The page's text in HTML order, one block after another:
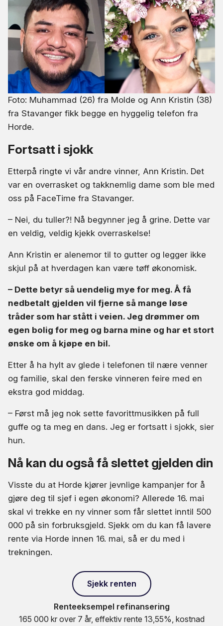
Foto: Muhammad (26) fra Molde og Ann Kristin (38)
fra Stavanger fikk begge en hyggelig telefon fra
Horde.
Fortsatt i sjokk
Etterpå ringte vi vår andre vinner, Ann Kristin. Det
var en overrasket og takknemlig dame som ble med
oss på FaceTime fra Stavanger.
– Nei, du tuller?! Nå begynner jeg å grine. Dette var
en veldig, veldig kjekk overraskelse!
Ann Kristin er alenemor til to gutter og legger ikke
skjul på at hverdagen kan være tøff økonomisk.
– Dette betyr så uendelig mye for meg. Å få
nedbetalt gjelden vil fjerne så mange løse
tråder som har stått i veien. Jeg drømmer om
egen bolig for meg og barna mine og har et stort
ønske om å kjøpe en bil.
Etter å ha hylt av glede i telefonen til nære venner
og familie, skal den ferske vinneren feire med en
ekstra god middag.
– Først må jeg nok sette favorittmusikken på full
guffe og ta meg en dans. Jeg er fortsatt i sjokk, sier
hun.
Nå kan du også få slettet gjelden din
Visste du at Horde kjører jevnlige kampanjer for å
gjøre deg til sjef i egen økonomi? Allerede 16. mai
skal vi trekke en ny vinner som får slettet inntil 500
000 på sin forbruksgjeld. Sjekk om du kan få lavere
rente via Horde innen 16. mai, så er du med i
trekningen.
Sjekk renten
Renteeksempel refinansering
165 000 kr over 7 år, effektiv rente 13,55%, kostnad